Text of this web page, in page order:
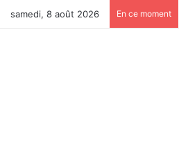
samedi, 8 août 2026 En ce moment